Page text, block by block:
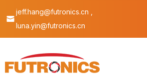
jeff.hang@futronics.cn ,
luna.yin@futronics.cn